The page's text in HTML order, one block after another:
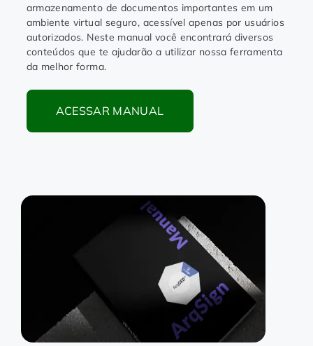
armazenamento de documentos importantes em um
ambiente virtual seguro, acessível apenas por usuários
autorizados. Neste manual você encontrará diversos
conteúdos que te ajudarão a utilizar nossa ferramenta
da melhor forma.
ACESSAR MANUAL